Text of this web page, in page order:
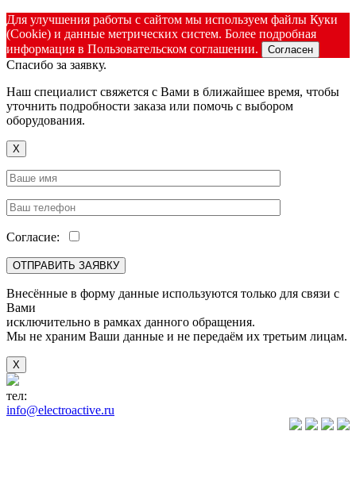
Для улучшения работы с сайтом мы используем файлы Куки
(Cookie) и данные метрических систем. Более подробная
информация в Пользовательском соглашении.
Согласен
Спасибо за заявку.
Наш специалист свяжется с Вами в ближайшее время, чтобы
уточнить подробности заказа или помочь с выбором
оборудования.
X
Согласие:
Внесённые в форму данные используются только для связи с
Вами
исключительно в рамках данного обращения.
Мы не храним Ваши данные и не передаём их третьим лицам.
X
тел:
info@electroactive.ru